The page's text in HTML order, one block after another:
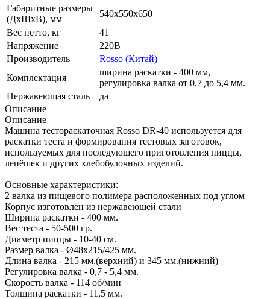
Габаритные размеры
(ДхШхВ), мм
540х550х650
Вес нетто, кг
41
Напряжение
220В
Производитель
Rosso (Китай)
Комплектация
ширина раскатки - 400 мм,
регулировка валка от 0,7 до 5,4 мм.
Нержавеющая сталь
да
Описание
Описание
Машина тестораскаточная Rosso DR-40 используется для
раскатки теста и формирования тестовых заготовок,
используемых для последующего приготовления пиццы,
лепёшек и других хлебобулочных изделий.
Основные характеристики:
2 валка из пищевого полимера расположенных под углом
Корпус изготовлен из нержавеющей стали
Ширина раскатки - 400 мм.
Вес теста - 50-500 гр.
Диаметр пиццы - 10-40 см.
Размер валка - Ø48х215/425 мм.
Длина валка - 215 мм.(верхний) и 345 мм.(нижний)
Регулировка валка - 0,7 - 5,4 мм.
Скорость валка - 114 об/мин
Толщина раскатки - 11,5 мм.